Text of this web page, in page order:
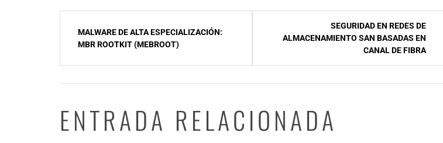
entradas
MALWARE DE ALTA ESPECIALIZACIÓN:
MBR ROOTKIT (MEBROOT)
SEGURIDAD EN REDES DE
ALMACENAMIENTO SAN BASADAS EN
CANAL DE FIBRA
ENTRADA RELACIONADA